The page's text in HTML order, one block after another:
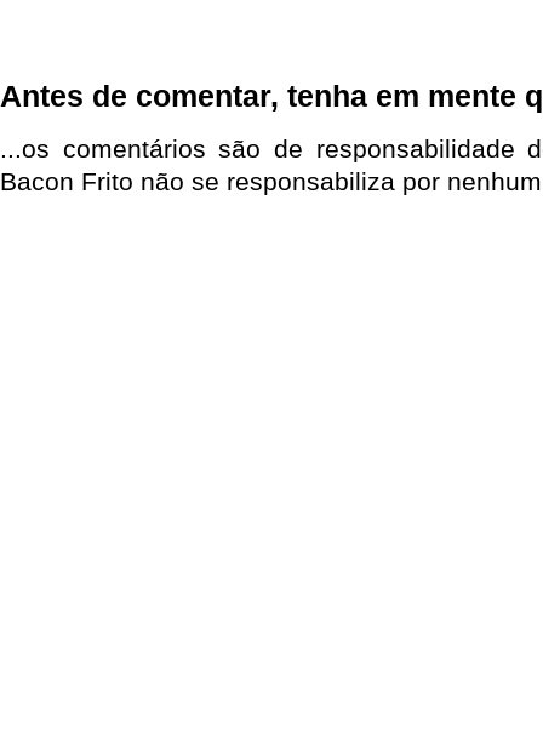
Antes de comentar, tenha em mente
...os comentários são de responsabilidade
Bacon Frito não se responsabiliza por